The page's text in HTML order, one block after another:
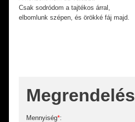
Csak sodródom a tajtékos árral,
elbomlunk szépen, és örökké fáj majd.
Megrendelés
Mennyiség*: